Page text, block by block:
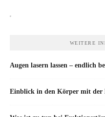
WEITERE
Augen lasern lassen – endlich
Einblick in den Körper mit der